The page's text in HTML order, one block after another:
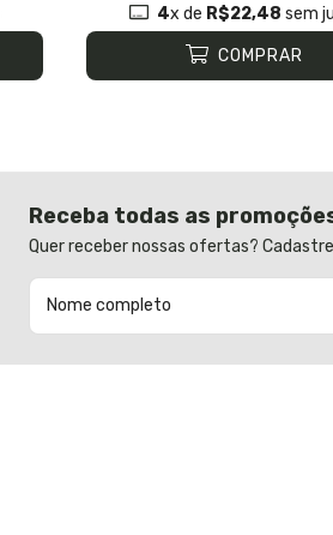
4x de R$22,48 sem
COMPRAR
Receba todas as
Quer receber nossas ofertas?